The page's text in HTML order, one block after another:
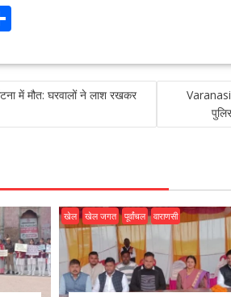
S
ar
eमें मौत: घरवालों ने लाश रखकर
Varanasi
खेल खेल जगत पूर्वांचल वाराणसी